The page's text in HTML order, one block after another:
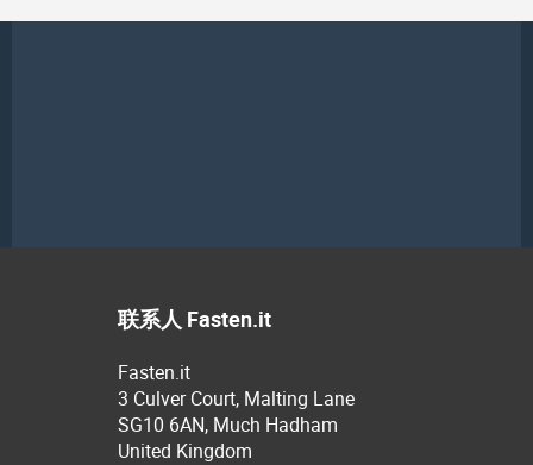
联系人 Fasten.it
Fasten.it
3 Culver Court, Malting Lane
SG10 6AN, Much Hadham
United Kingdom